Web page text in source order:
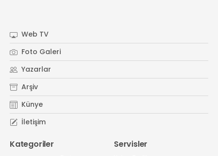
Web TV
Foto Galeri
Yazarlar
Arşiv
Künye
İletişim
Kategoriler Servisler